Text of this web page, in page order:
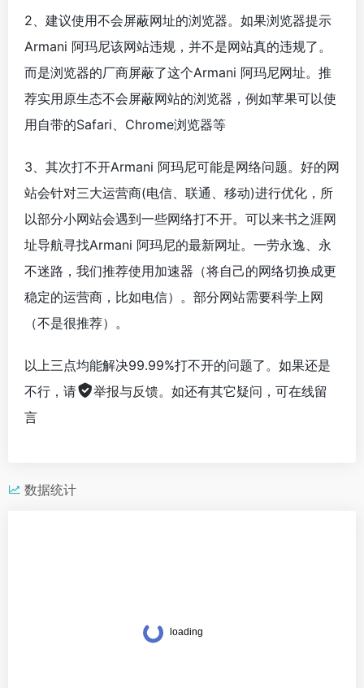
2、建议使用不会屏蔽网址的浏览器。如果浏览器提示
Armani 阿玛尼该网站违规，并不是网站真的违规了。
而是浏览器的厂商屏蔽了这个Armani 阿玛尼网址。推
荐实用原生态不会屏蔽网站的浏览器，例如苹果可以使
用自带的Safari、Chrome浏览器等
3、其次打不开Armani 阿玛尼可能是网络问题。好的网
站会针对三大运营商(电信、联通、移动)进行优化，所
以部分小网站会遇到一些网络打不开。可以来书之涯网
址导航寻找Armani 阿玛尼的最新网址。一劳永逸、永
不迷路，我们推荐使用加速器（将自己的网络切换成更
稳定的运营商，比如电信）。部分网站需要科学上网
（不是很推荐）。
以上三点均能解决99.99%打不开的问题了。如果还是
不行，请
举报与反馈。如还有其它疑问，可在线留
言
数据统计